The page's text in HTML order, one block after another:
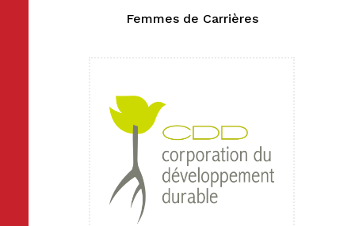
Femmes de Carrières